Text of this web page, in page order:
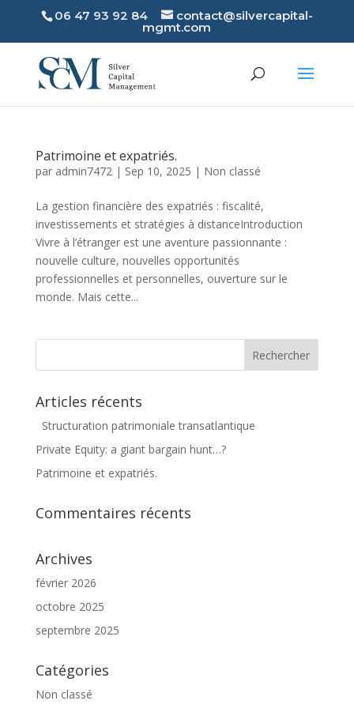
06 47 93 92 84 contact@silvercapital-
mgmt.com
Patrimoine et expatriés.
par admin7472| Sep 10, 2025 | Non classé
La gestion financière des expatriés : fiscalité,
investissements et stratégies à distanceIntroduction
Vivre à l’étranger est une aventure passionnante :
nouvelle culture, nouvelles opportunités
professionnelles et personnelles, ouverture sur le
monde. Mais cette...
Articles récents
Structuration patrimoniale transatlantique
Private Equity: a giant bargain hunt…?
Patrimoine et expatriés.
Commentaires récents
Archives
février 2026
octobre 2025
septembre 2025
Catégories
Non classé